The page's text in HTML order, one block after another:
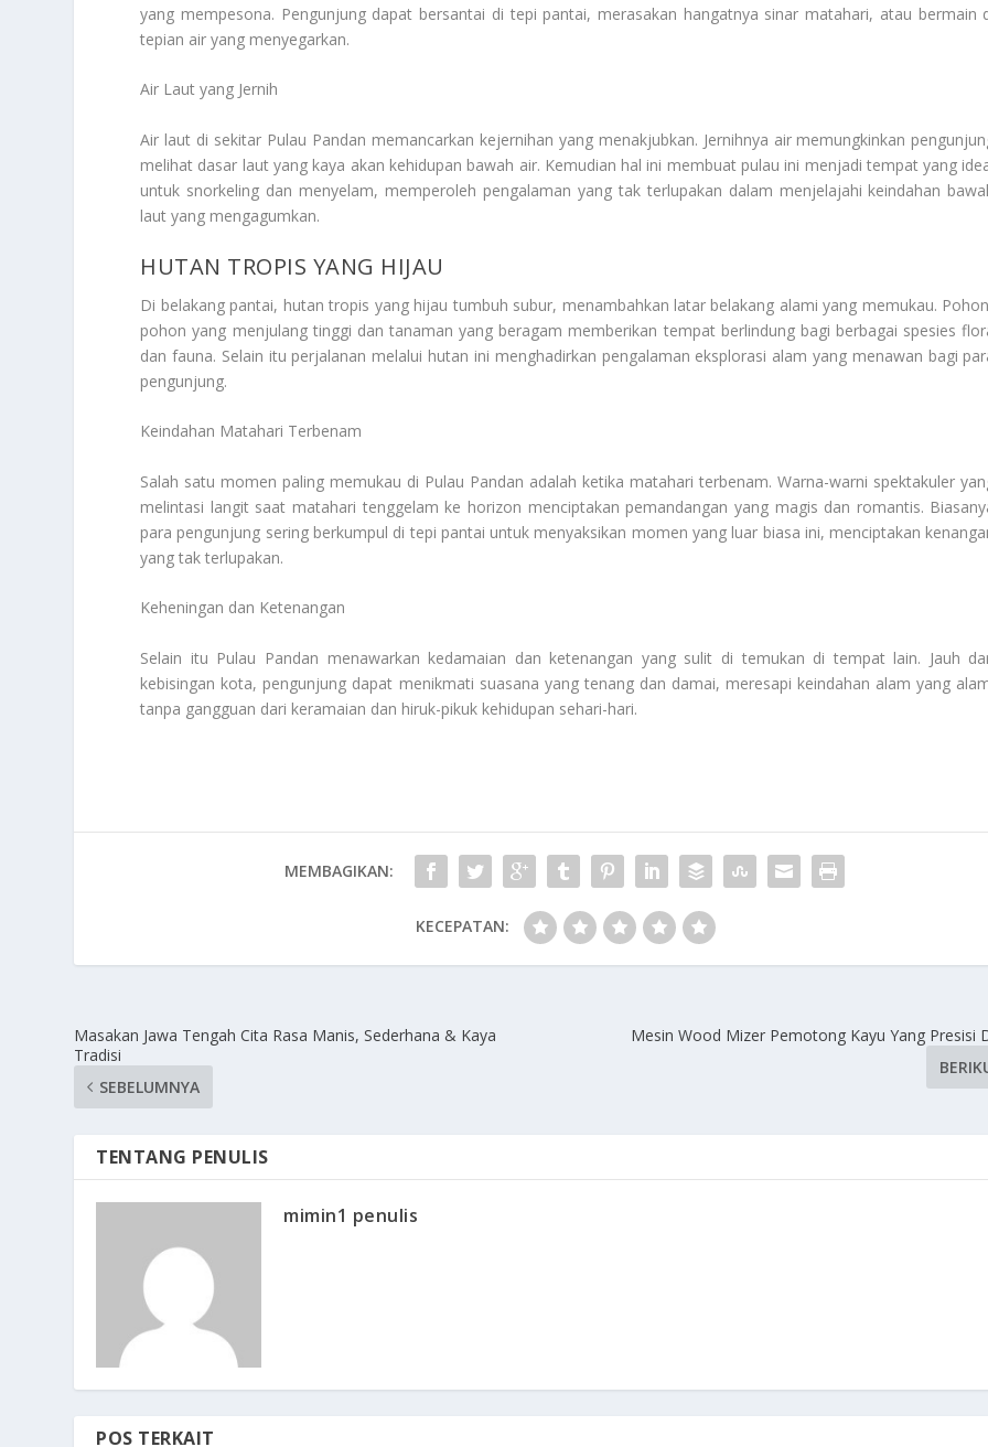
yang mempesona. Pengunjung dapat bersantai di tepi pantai, merasakan hangatnya sinar matahari, atau bermain
tepian air yang menyegarkan.
Air Laut yang Jernih
Air laut di sekitar Pulau Pandan memancarkan kejernihan yang menakjubkan. Jernihnya air memungkinkan
melihat dasar laut yang kaya akan kehidupan bawah air. Kemudian hal ini membuat pulau ini menjadi tempat yang
untuk snorkeling dan menyelam, memperoleh pengalaman yang tak terlupakan dalam menjelajahi keindahan
laut yang mengagumkan.
HUTAN TROPIS YANG HIJAU
Di belakang pantai, hutan tropis yang hijau tumbuh subur, menambahkan latar belakang alami yang memukau.
pohon yang menjulang tinggi dan tanaman yang beragam memberikan tempat berlindung bagi berbagai spesies
dan fauna. Selain itu perjalanan melalui hutan ini menghadirkan pengalaman eksplorasi alam yang menawan bagi
pengunjung.
Keindahan Matahari Terbenam
Salah satu momen paling memukau di Pulau Pandan adalah ketika matahari terbenam. Warna-warni spektakuler
melintasi langit saat matahari tenggelam ke horizon menciptakan pemandangan yang magis dan romantis.
para pengunjung sering berkumpul di tepi pantai untuk menyaksikan momen yang luar biasa ini, menciptakan
yang tak terlupakan.
Keheningan dan Ketenangan
Selain itu Pulau Pandan menawarkan kedamaian dan ketenangan yang sulit di temukan di tempat lain. Jauh
kebisingan kota, pengunjung dapat menikmati suasana yang tenang dan damai, meresapi keindahan alam yang
tanpa gangguan dari keramaian dan hiruk-pikuk kehidupan sehari-hari.
MEMBAGIKAN:
KECEPATAN:
Masakan Jawa Tengah Cita Rasa Manis, Sederhana & Kaya
Tradisi
SEBELUMNYA
Mesin Wood Mizer Pemotong Kayu Yang Presisi
TENTANG PENULIS
mimin1 penulis
POS TERKAIT